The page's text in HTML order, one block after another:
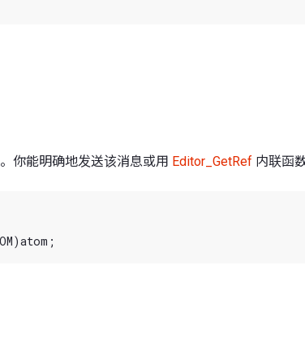
你能明确地发送该消息或用 Editor_GetRef 内联函数